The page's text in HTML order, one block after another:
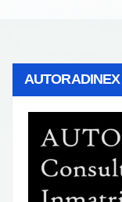
AUTORADINEX